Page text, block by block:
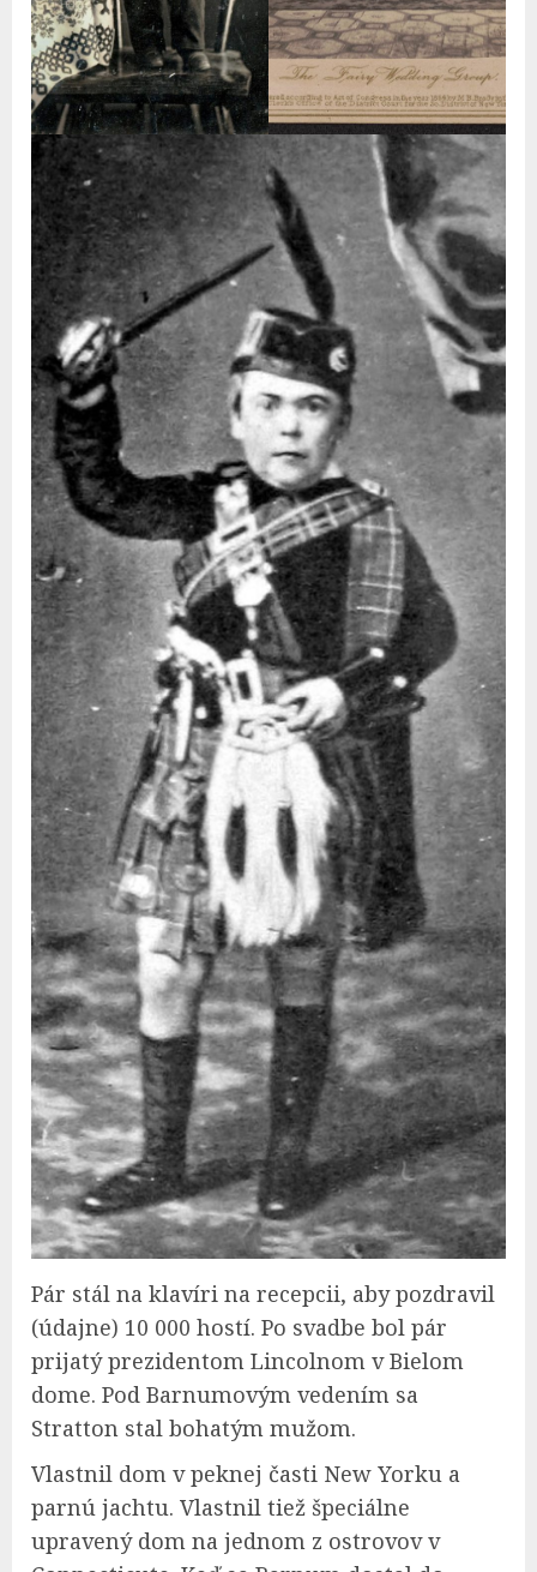
Pár stál na klavíri na recepcii, aby pozdravil
(údajne) 10 000 hostí. Po svadbe bol pár
prijatý prezidentom Lincolnom v Bielom
dome. Pod Barnumovým vedením sa
Stratton stal bohatým mužom.
Vlastnil dom v peknej časti New Yorku a
parnú jachtu. Vlastnil tiež špeciálne
upravený dom na jednom z ostrovov v